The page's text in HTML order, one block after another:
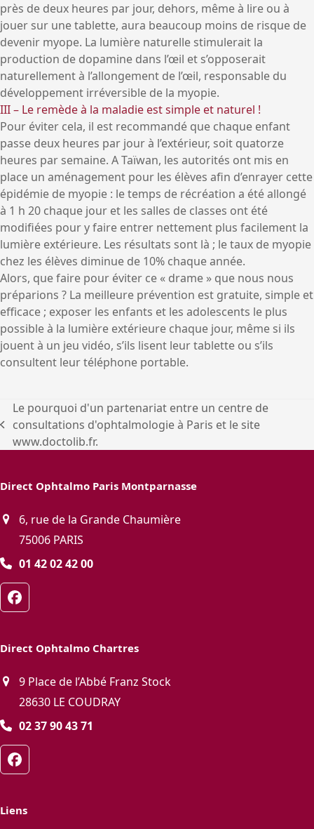
près de deux heures par jour, dehors, même à lire ou à
jouer sur une tablette, aura beaucoup moins de risque de
devenir myope. La lumière naturelle stimulerait la
production de dopamine dans l’œil et s’opposerait
naturellement à l’allongement de l’œil, responsable du
développement irréversible de la myopie.
III – Le remède à la maladie est simple et naturel !
Pour éviter cela, il est recommandé que chaque enfant
passe deux heures par jour à l’extérieur, soit quatorze
heures par semaine. A Taïwan, les autorités ont mis en
place un aménagement pour les élèves afin d’enrayer cette
épidémie de myopie : le temps de récréation a été allongé
à 1 h 20 chaque jour et les salles de classes ont été
modifiées pour y faire entrer nettement plus facilement la
lumière extérieure. Les résultats sont là ; le taux de myopie
chez les élèves diminue de 10% chaque année.
Alors, que faire pour éviter ce « drame » que nous nous
préparions ? La meilleure prévention est gratuite, simple et
efficace ; exposer les enfants et les adolescents le plus
possible à la lumière extérieure chaque jour, même si ils
jouent à un jeu vidéo, s’ils lisent leur tablette ou s’ils
consultent leur téléphone portable.
previous
post:
Le pourquoi d'un partenariat entre un centre de
consultations d'ophtalmologie à Paris et le site
www.doctolib.fr.
Direct Ophtalmo Paris Montparnasse
6, rue de la Grande Chaumière
75006 PARIS
01 42 02 42 00
Facebook
Direct Ophtalmo Chartres
9 Place de l’Abbé Franz Stock
28630 LE COUDRAY
02 37 90 43 71
Facebook
Liens